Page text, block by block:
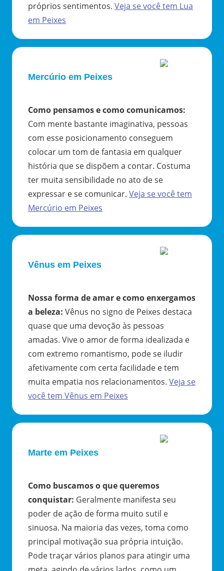
próprios sentimentos. Veja se você tem Lua
em Peixes
Mercúrio em Peixes
Como pensamos e como comunicamos:
Com mente bastante imaginativa, pessoas
com esse posicionamento conseguem
colocar um tom de fantasia em qualquer
história que se dispõem a contar. Costuma
ter muita sensibilidade no ato de se
expressar e se comunicar. Veja se você tem
Mercúrio em Peixes
Vênus em Peixes
Nossa forma de amar e como enxergamos
a beleza: Vênus no signo de Peixes destaca
quase que uma devoção às pessoas
amadas. Vive o amor de forma idealizada e
com extremo romantismo, pode se iludir
afetivamente com certa facilidade e tem
muita empatia nos relacionamentos. Veja se
você tem Vênus em Peixes
Marte em Peixes
Como buscamos o que queremos
conquistar: Geralmente manifesta seu
poder de ação de forma muito sutil e
sinuosa. Na maioria das vezes, toma como
principal motivação sua própria intuição.
Pode traçar vários planos para atingir uma